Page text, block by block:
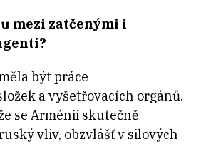
mezi zatčenými i
být práce
a vyšetřovacích orgánů.
se Arménii skutečně
vliv, obzvlášť v silových